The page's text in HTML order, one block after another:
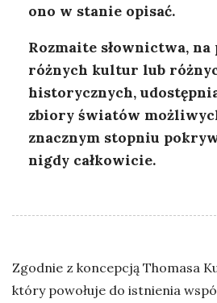
ono w stanie opisać.
Rozmaite słownictwa, na
różnych kultur lub
historycznych,
zbiory światów
znacznym stopniu
nigdy całkowicie.
Zgodnie z koncepcją Thomasa
który powołuje do istnienia